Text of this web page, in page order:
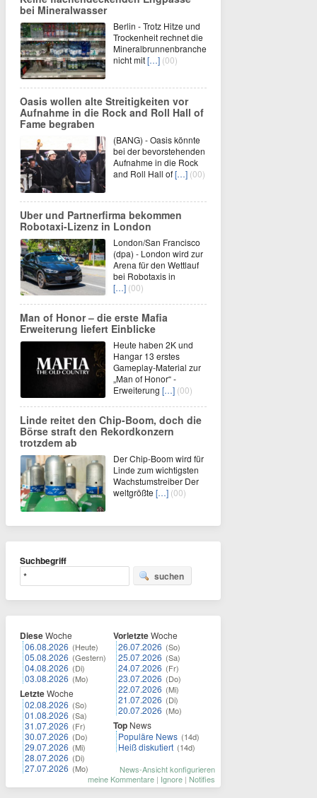
bei Mineralwasser
Berlin - Trotz Hitze und
Trockenheit rechnet die
Mineralbrunnenbranche
nicht mit[…] (00)
Oasis wollen alte Streitigkeiten vor
Aufnahme in die Rock and Roll Hall of
Fame begraben
(BANG) - Oasis könnte
bei der bevorstehenden
Aufnahme in die Rock
and Roll Hall of[…] (00)
Uber und Partnerfirma bekommen
Robotaxi-Lizenz in London
London/San Francisco
(dpa) - London wird zur
Arena für den Wettlauf
bei Robotaxis in
[…] (00)
Man of Honor – die erste Mafia
Erweiterung liefert Einblicke
Heute haben 2K und
Hangar 13 erstes
Gameplay-Material zur
„Man of Honor“ -
Erweiterung […] (00)
Linde reitet den Chip-Boom, doch die
Börse straft den Rekordkonzern
trotzdem ab
Der Chip-Boom wird für
Linde zum wichtigsten
Wachstumstreiber Der
weltgrößte […] (00)
Suchbegriff
suchen
DieseWoche
06.08.2026 (Heute)
05.08.2026 (Gestern)
04.08.2026 (Di)
03.08.2026 (Mo)
LetzteWoche
02.08.2026 (So)
01.08.2026 (Sa)
31.07.2026 (Fr)
30.07.2026 (Do)
29.07.2026 (Mi)
28.07.2026 (Di)
27.07.2026 (Mo)
VorletzteWoche
26.07.2026 (So)
25.07.2026 (Sa)
24.07.2026 (Fr)
23.07.2026 (Do)
22.07.2026 (Mi)
21.07.2026 (Di)
20.07.2026 (Mo)
Top News
Populäre News (14d)
Heiß diskutiert (14d)
News-Ansicht konfigurieren
meine Kommentare | Ignore | Notifies